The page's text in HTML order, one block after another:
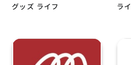
グッズ ライフ ラ